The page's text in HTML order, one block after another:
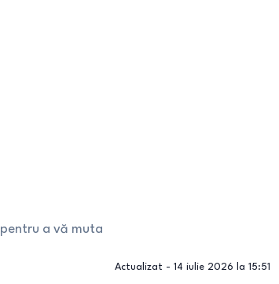
a vă muta
Actualizat - 14 iulie 2026 la 15:51